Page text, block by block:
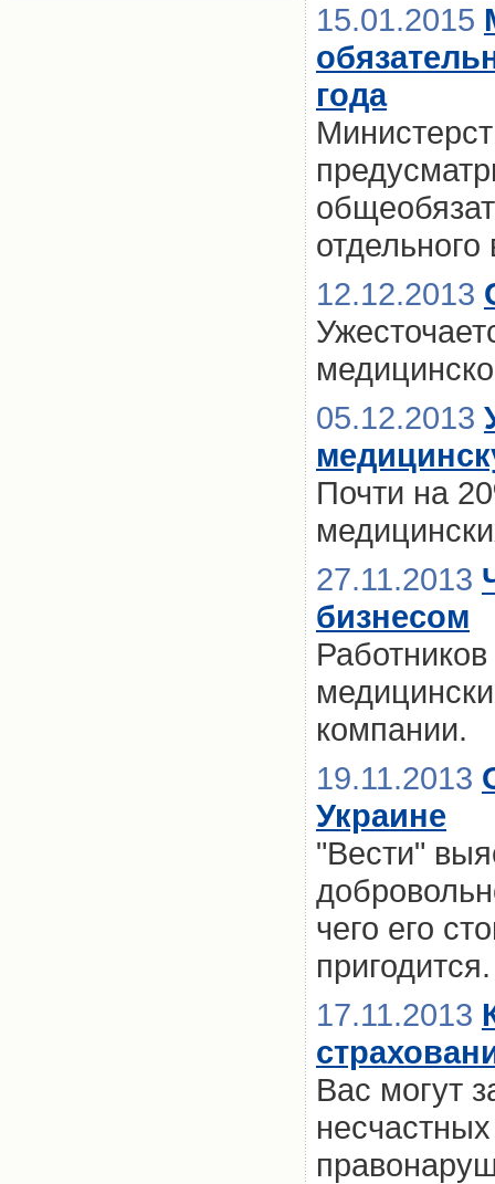
15.01.2015
года
12.12.2013
05.12.2013
Почти на
27.11.2013
бизнесом
компании.
19.11.2013
Украине
"Вести"
чего его
пригодится.
17.11.2013
Вас могут